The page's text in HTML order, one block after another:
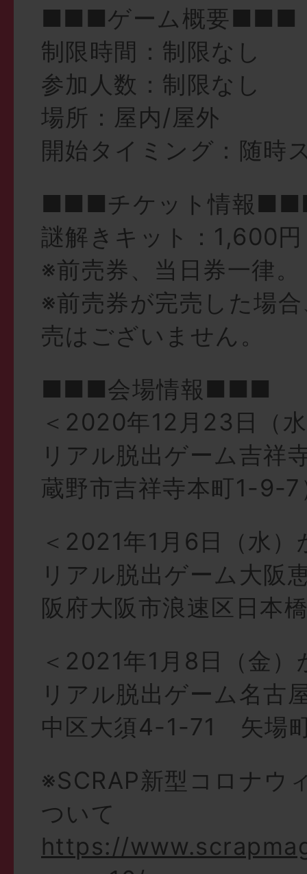
■■■ゲーム概要■■■
制限時間：制限なし
参加人数：制限なし
場所：屋内/屋外
開始タイミング：随時
■■■チケット情報
謎解きキット：1,600
※前売券、当日券一律。
※前売券が完売した場
売はございません。
■■■会場情報■■■
＜2020年12月23日（
リアル脱出ゲーム吉祥
蔵野市吉祥寺本町1-9-7
＜2021年1月6日（水）
リアル脱出ゲーム大阪
阪府大阪市浪速区日本
＜2021年1月8日（金）
リアル脱出ゲーム名古
中区大須4-1-71 矢場
※SCRAP新型コロナウ
ついて
https://